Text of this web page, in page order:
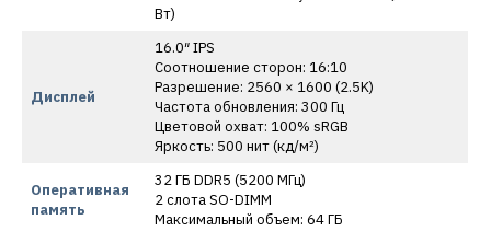
Вт)
Дисплей
16.0″ IPS
Соотношение сторон: 16:10
Разрешение: 2560 × 1600 (2.5K)
Частота обновления: 300 Гц
Цветовой охват: 100% sRGB
Яркость: 500 нит (кд/м²)
Оперативная
память
32 ГБ DDR5 (5200 МГц)
2 слота SO-DIMM
Максимальный объем: 64 ГБ